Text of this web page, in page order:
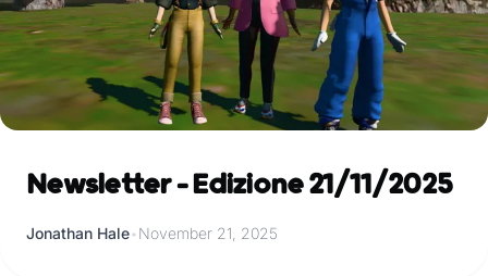
Newsletter - Edizione 21/11/2025
Jonathan Hale• November 21, 2025